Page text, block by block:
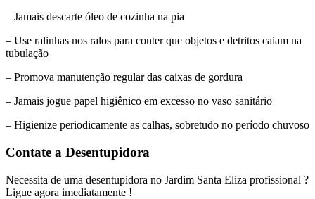
– Jamais descarte óleo de cozinha na pia
– Use ralinhas nos ralos para conter que objetos e detritos caiam na
tubulação
– Promova manutenção regular das caixas de gordura
– Jamais jogue papel higiênico em excesso no vaso sanitário
– Higienize periodicamente as calhas, sobretudo no período chuvoso
Contate a Desentupidora
Necessita de uma desentupidora no Jardim Santa Eliza profissional ?
Ligue agora imediatamente !